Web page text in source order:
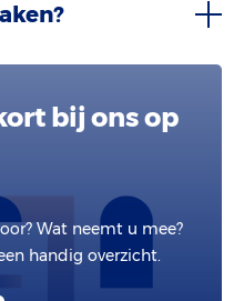
bij ons op
Wat neemt u mee?
handig overzicht.